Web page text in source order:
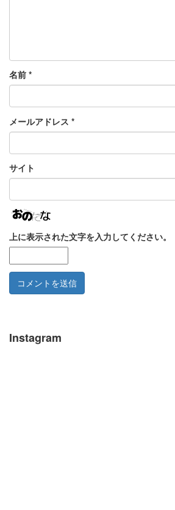
名前 *
メールアドレス *
サイト
上に表示された文字を入力してください。
Instagram